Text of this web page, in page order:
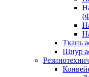
Ткань
Шнур